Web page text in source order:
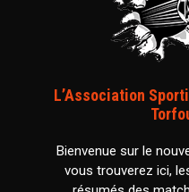
L’Association
Bienvenue sur le
vous trouverez ici,